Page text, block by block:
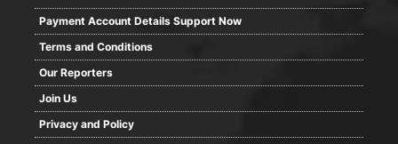
Payment Account Details Support Now
Terms and Conditions
Our Reporters
Join Us
Privacy and Policy